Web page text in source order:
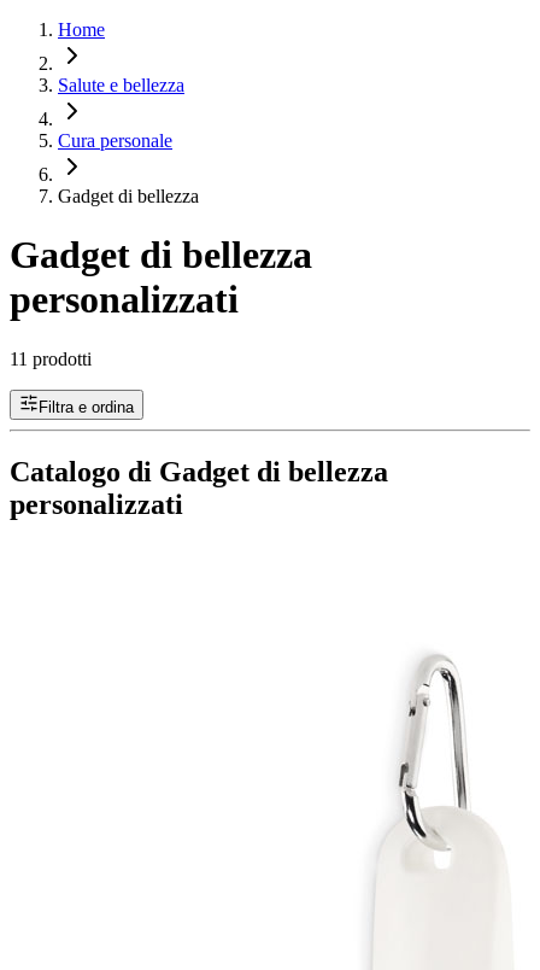
Home
Salute e bellezza
Cura personale
Gadget di bellezza
Gadget di bellezza
personalizzati
11 prodotti
Filtra e ordina
Catalogo di Gadget di bellezza
personalizzati